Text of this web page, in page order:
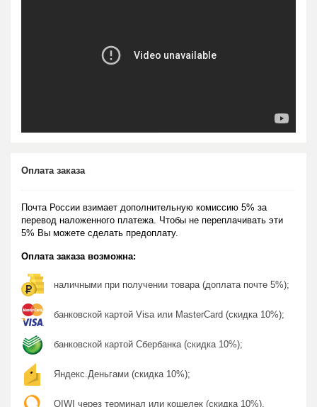
Оплата заказа
Почта России взимает дополнительную комиссию 5% за
перевод наложенного платежа. Чтобы не переплачивать эти
5% Вы можете сделать предоплату.
Оплата заказа возможна:
наличными при получении товара (доплата почте 5%);
банковской картой Visa или MasterCard (скидка 10%);
банковской картой Сбербанка (скидка 10%);
Яндекс.Деньгами (скидка 10%);
QIWI через терминал или кошелек (скидка 10%).